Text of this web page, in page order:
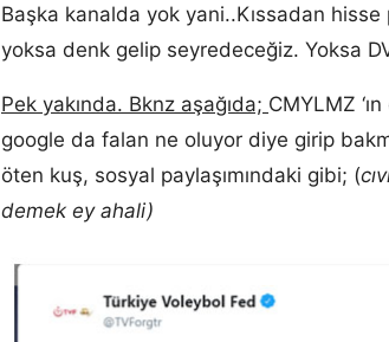
Başka kanalda yok yani..Kıssadan
yoksa denk gelip seyredeceğiz. Yoksa
Pek yakında. Bknz aşağıda; CMYLMZ
google da falan ne oluyor diye girip
öten kuş, sosyal paylaşımındaki gibi; (
demek ey ahali)